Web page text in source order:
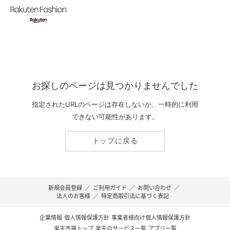
お探しのページは見つかりませんでした
指定されたURLのページは存在しないか、一時的に利用
できない可能性があります。
トップに戻る
新規会員登録 ／ ご利用ガイド ／ お問い合わせ ／
法人のお客様 ／ 特定商取引法に基づく表記
企業情報 個人情報保護方針 事業者様向け個人情報保護方針
楽天市場トップ 楽天のサービス一覧 アプリ一覧